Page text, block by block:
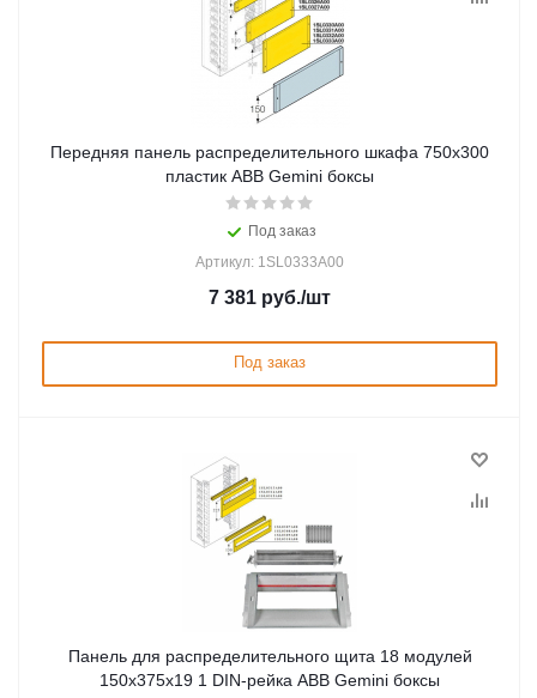
Передняя панель распределительного шкафа 750x300
пластик ABB Gemini боксы
Под заказ
Артикул: 1SL0333A00
7 381 руб./шт
Под заказ
Панель для распределительного щита 18 модулей
150x375x19 1 DIN-рейка ABB Gemini боксы